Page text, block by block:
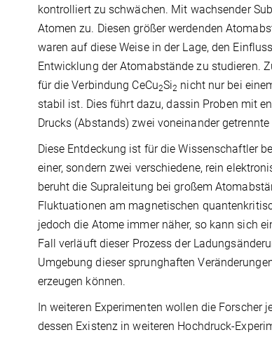
kontrolliert zu schwächen. Mit wachsender
Atomen zu. Diesen größer werdenden
waren auf diese Weise in der Lage, den
Entwicklung der Atomabstände zu studieren.
für die Verbindung CeCu2Si2 nicht nur bei
stabil ist. Dies führt dazu, dassin Proben mit
Drucks (Abstands) zwei voneinander
Diese Entdeckung ist für die Wissenschaftler
einer, sondern zwei verschiedene, rein
beruht die Supraleitung bei großem
Fluktuationen am magnetischen
jedoch die Atome immer näher, so kann sich
Fall verläuft dieser Prozess der
Umgebung dieser sprunghaften
erzeugen können.
In weiteren Experimenten wollen die Forscher
dessen Existenz in weiteren Hochdruck-